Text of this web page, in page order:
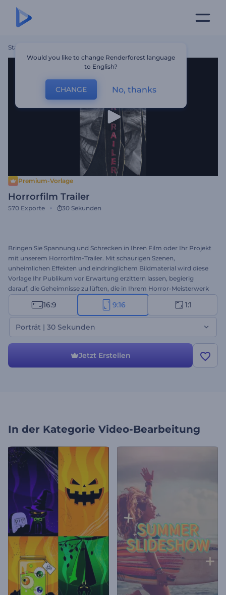
Startseite
Premium-Vorlage
Horrorfilm Trailer
570 Exporte 30 Sekunden
Bringen Sie Spannung und Schrecken in Ihren Film oder Ihr Projekt
mit unserem Horrorfilm-Trailer. Mit schaurigen Szenen,
unheimlichen Effekten und eindringlichem Bildmaterial wird diese
Vorlage Ihr Publikum vor Erwartung erzittern lassen, begierig
darauf, die Geheimnisse zu lüften, die in Ihrem Horror-Meisterwerk
warten. Die Anpassung ist ein Kinderspiel: Laden Sie Ihre
Mediendateien hoch, geben Sie Ihre Texte ein, nehmen Sie alle
erforderlichen Anpassungen vor und vervollständigen Sie Ihr
gruseliges Videoprojekt mit Hintergrundmusik oder sogar mit Ihrer
eigenen Stimme. Perfekt für Horrorfilme, spannende Teaser,
16:9 9:16 1:1
Porträt | 30 Sekunden
Jetzt Erstellen
In der Kategorie Video-Bearbeitung
Would you like to change Renderforest language
to English?
CHANGE No, thanks